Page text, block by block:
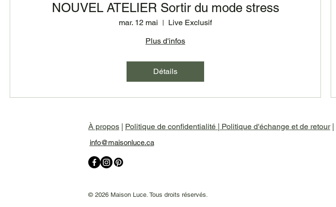
NOUVEL ATELIER Sortir du mode stress
mar. 12 mai
Live Exclusif
Plus d'infos
Détails
À propos | Politique de confidentialité | Politique d'échange et de retour |
info@maisonluce.ca
© 2026 Maison Luce. Tous droits réservés.